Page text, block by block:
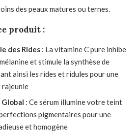
des peaux matures ou ternes.
produit :
des Rides : La vitamine C pure inhibe
et stimule la synthèse de
ainsi les rides et ridules pour une
rajeunie
: Ce sérum illumine votre teint
pigmentaires pour une
et homogène